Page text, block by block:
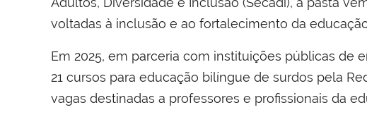
voltadas à inclusão e ao fortalecimento da
Em 2025, em parceria com instituições públicas de
21 cursos para educação bilíngue de surdos pela
vagas destinadas a professores e profissionais da